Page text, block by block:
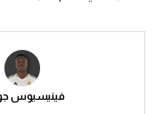
الدوري الإنجليزي
دوري أبطال أوروبافينيسيوس